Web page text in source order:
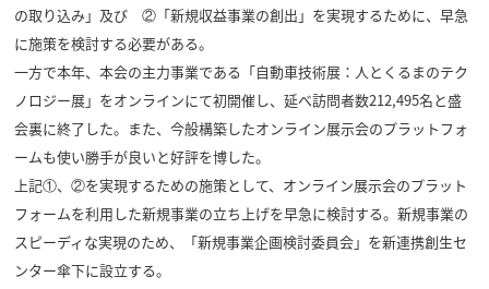
の取り込み」及び ②「新規収益事業の創出」を実現するために、早急
に施策を検討する必要がある。
一方で本年、本会の主力事業である「自動車技術展：人とくるまのテク
ノロジー展」をオンラインにて初開催し、延べ訪問者数212,495名と盛
会裏に終了した。また、今般構築したオンライン展示会のプラットフォ
ームも使い勝手が良いと好評を博した。
上記①、②を実現するための施策として、オンライン展示会のプラット
フォームを利用した新規事業の立ち上げを早急に検討する。新規事業の
スピーディな実現のため、「新規事業企画検討委員会」を新連携創生セ
ンター傘下に設立する。